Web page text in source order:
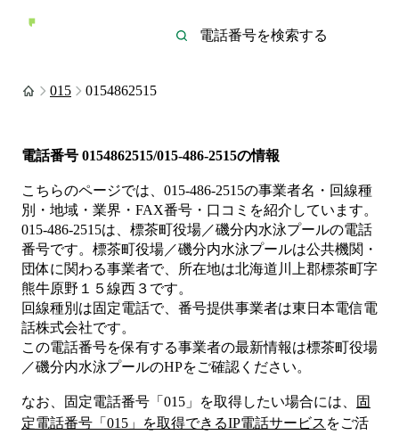
015 0154862515
電話番号 0154862515/015-486-2515の情報
こちらのページでは、 015-486-2515の事業者名・回線種
別・地域・業界・FAX番号・口コミを紹介しています。
015-486-2515は、 標茶町役場／磯分内水泳プールの電話
番号です。 標茶町役場／磯分内水泳プールは公共機関・
団体に関わる事業者で、所在地は北海道川上郡標茶町字
熊牛原野１５線西３ です。
回線種別は固定電話で、番号提供事業者は東日本電信電
話株式会社です。
この電話番号を保有する事業者の最新情報は標茶町役場
／磯分内水泳プールのHPをご確認ください。
なお、固定電話番号「 015 」を取得したい場合には、
固
定電話番号「 015 」を取得できるIP電話サービス をご活